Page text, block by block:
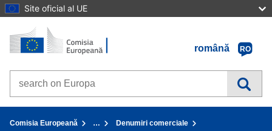
Site oficial al UE
Accesaţi conţinutul
Prima pagină - Comisia Europeană
română
RO
Search on Europa websites
Comisia Europeană …
Denumiri comerciale